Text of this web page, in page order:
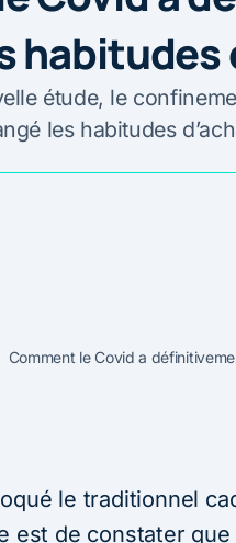
habitudes
étude, le
les habitudes
Comment le Covid a
le traditionnel
est de constater